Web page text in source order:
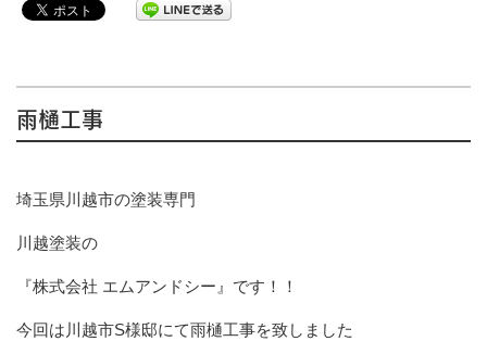
雨樋工事
埼玉県川越市の塗装専門
川越塗装の
『株式会社 エムアンドシー』です！！
今回は川越市S様邸にて雨樋工事を致しました